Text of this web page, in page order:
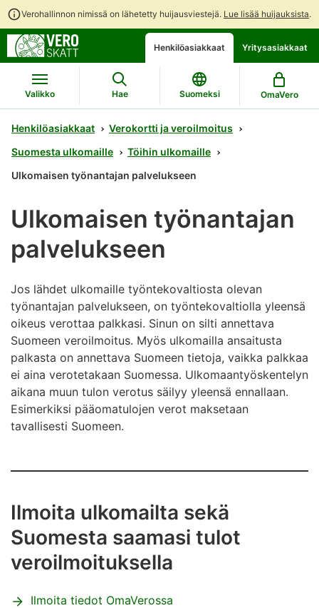
Verohallinnon nimissä on lähetetty huijausviestejä. Lue lisää huijauksista.
Siirry
suoraan
sisältöön
Siirry
koko
sivuston
hakuun
Avaa
chattibotin
keskustelu
Henkilöasiakkaat Yritysasiakkaat
Valikko Hae Suomeksi OmaVero
Henkilöasiakkaat
Verokortti ja veroilmoitus
Suomesta ulkomaille
Töihin ulkomaille
Ulkomaisen työnantajan palvelukseen
Ulkomaisen työnantajan
palvelukseen
Jos lähdet ulkomaille työntekovaltiosta olevan
työnantajan palvelukseen, on työntekovaltiolla yleensä
oikeus verottaa palkkasi. Sinun on silti annettava
Suomeen veroilmoitus. Myös ulkomailla ansaitusta
palkasta on annettava Suomeen tietoja, vaikka palkkaa
ei aina verotetakaan Suomessa. Ulkomaantyöskentelyn
aikana muun tulon verotus säilyy yleensä ennallaan.
Esimerkiksi pääomatulojen verot maksetaan
tavallisesti Suomeen.
Ilmoita ulkomailta sekä
Suomesta saamasi tulot
veroilmoituksella
Ilmoita tiedot OmaVerossa